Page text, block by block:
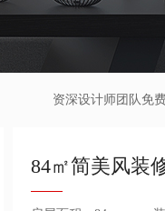
资深设计师团队免
84㎡简美风装
型，清爽明快